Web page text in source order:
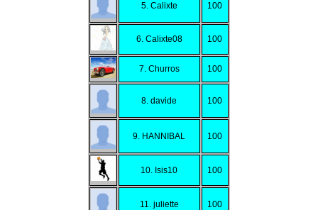
5. Calixte 100
6. Calixte08 100
7. Churros 100
8. davide 100
9. HANNIBAL 100
10. Isis10 100
11. juliette 100